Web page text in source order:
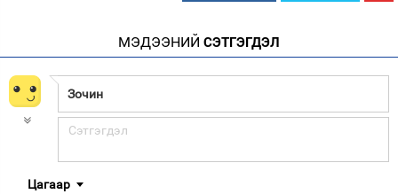
МЭДЭЭНИЙ СЭТГЭГДЭЛ
Цагаар